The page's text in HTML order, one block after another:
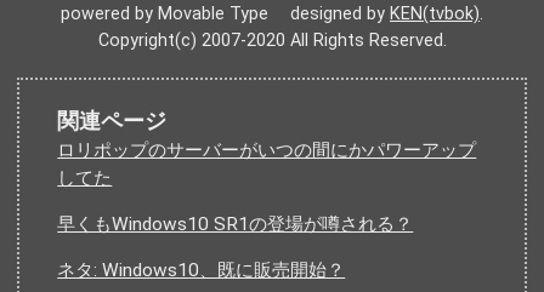
powered by Movable Type designed by KEN(tvbok)
Copyright(c) 2007-2020 All Rights Reserved.
関連ページ
ロリポップのサーバーがいつの間にかパワーアップ
してた
早くもWindows10 SR1の登場が噂される？
ネタ: Windows10、既に販売開始？